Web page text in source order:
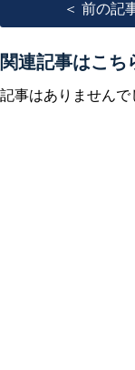
＜ 前の記
関連記事はこち
記事はありませんで